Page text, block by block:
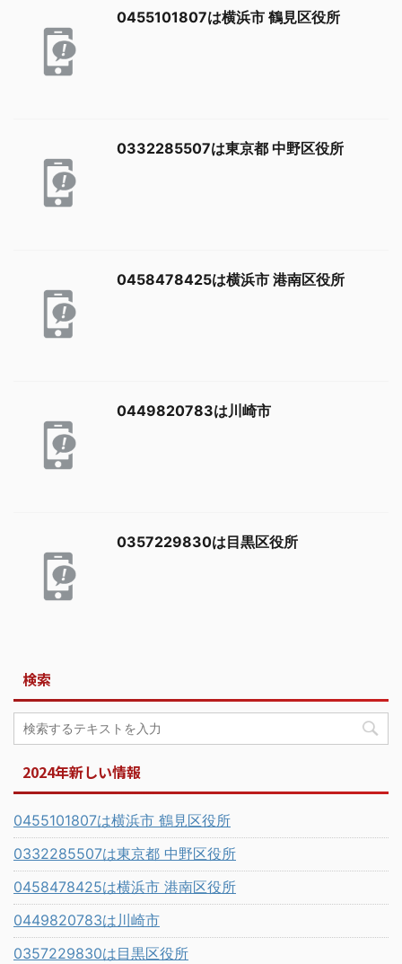
0455101807は横浜市 鶴見区役所
0332285507は東京都 中野区役所
0458478425は横浜市 港南区役所
0449820783は川崎市
0357229830は目黒区役所
検索
2024年新しい情報
0455101807は横浜市 鶴見区役所
0332285507は東京都 中野区役所
0458478425は横浜市 港南区役所
0449820783は川崎市
0357229830は目黒区役所